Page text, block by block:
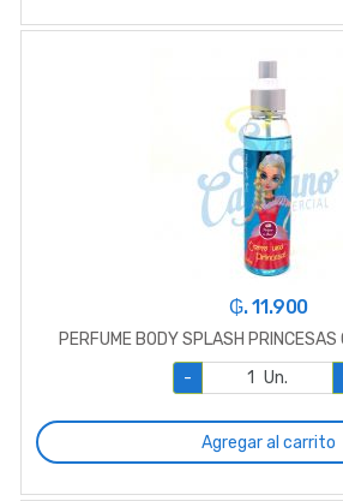
₲. 11.900
PERFUME BODY SPLASH
-
Un.
Agregar al carrito